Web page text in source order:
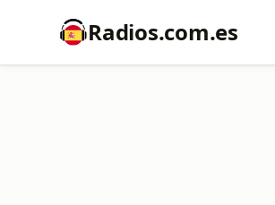
Radios.com.es